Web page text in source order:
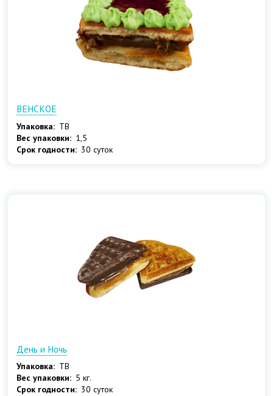
ВЕНСКОЕ
Упаковка: ТВ
Вес упаковки: 1,5
Срок годности: 30 суток
День и Ночь
Упаковка: ТВ
Вес упаковки: 5 кг.
Срок годности: 30 суток